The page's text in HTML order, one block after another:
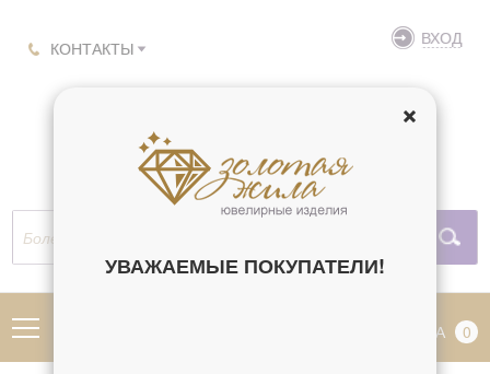
КОНТАКТЫ ВХОД
КОРЗИНА 0
УВАЖАЕМЫЕ ПОКУПАТЕЛИ!